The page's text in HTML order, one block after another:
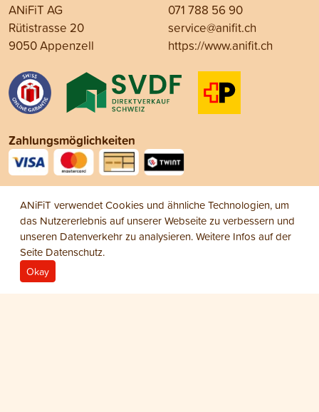
ANiFiT AG
Rütistrasse 20
9050 Appenzell
071 788 56 90
service@anifit.ch
https://www.anifit.ch
Zahlungsmöglichkeiten
Impressum Datenschutz AGB © 2026 ANiFiT AG
ANiFiT verwendet Cookies und ähnliche Technologien, um
das Nutzererlebnis auf unserer Webseite zu verbessern und
unseren Datenverkehr zu analysieren. Weitere Infos auf der
Seite Datenschutz.
Okay